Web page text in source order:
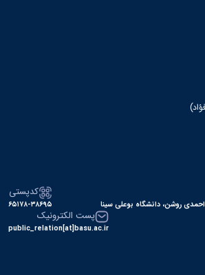
روشن، دانشگاه بوعلی سینا
کدپستی
۶۵۱۷۸-۳۸۶۹۵
پست الکترونیک
public_relation[at]basu.ac.ir